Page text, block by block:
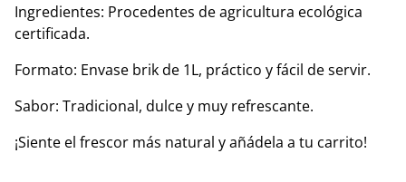
​Ingredientes: Procedentes de agricultura ecológica
certificada.
​Formato: Envase brik de 1L, práctico y fácil de servir.
​Sabor: Tradicional, dulce y muy refrescante.
​¡Siente el frescor más natural y añádela a tu carrito!